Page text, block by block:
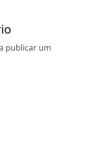
publicar um